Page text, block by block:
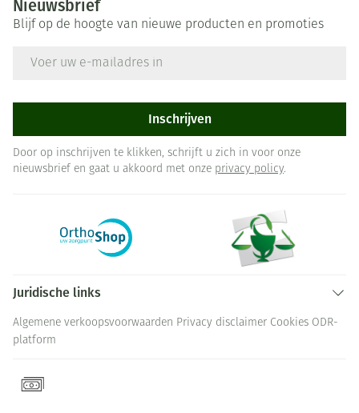
Nieuwsbrief
Blijf op de hoogte van nieuwe producten en promoties
Inschrijven
Door op inschrijven te klikken, schrijft u zich in voor onze
nieuwsbrief en gaat u akkoord met onze privacy policy.
Juridische links
Algemene verkoopsvoorwaarden Privacy disclaimer Cookies ODR-
platform